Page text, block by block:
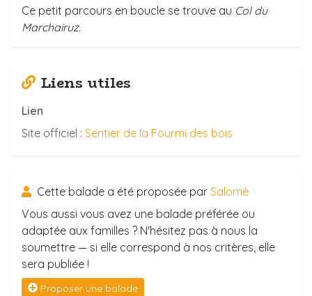
Ce petit parcours en boucle se trouve au Col du
Marchairuz.
Liens utiles
Lien
Site officiel : Sentier de la Fourmi des bois
Cette balade a été proposée par Salomé
Vous aussi vous avez une balade préférée ou
adaptée aux familles ? N'hésitez pas à nous la
soumettre — si elle correspond à nos critères, elle
sera publiée !
Proposer une balade